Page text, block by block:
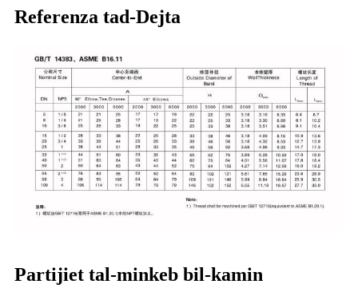
Referenza tad-Dejta
Partijiet tal-minkeb bil-kamin